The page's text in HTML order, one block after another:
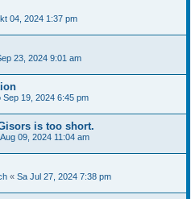
04, 2024 1:37 pm
23, 2024 9:01 am
Sep 19, 2024 6:45 pm
is too short.
09, 2024 11:04 am
« Sa Jul 27, 2024 7:38 pm